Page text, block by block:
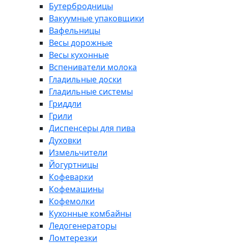
Бутербродницы
Вакуумные упаковщики
Вафельницы
Весы дорожные
Весы кухонные
Вспениватели молока
Гладильные доски
Гладильные системы
Гриддли
Грили
Диспенсеры для пива
Духовки
Измельчители
Йогуртницы
Кофеварки
Кофемашины
Кофемолки
Кухонные комбайны
Ледогенераторы
Ломтерезки